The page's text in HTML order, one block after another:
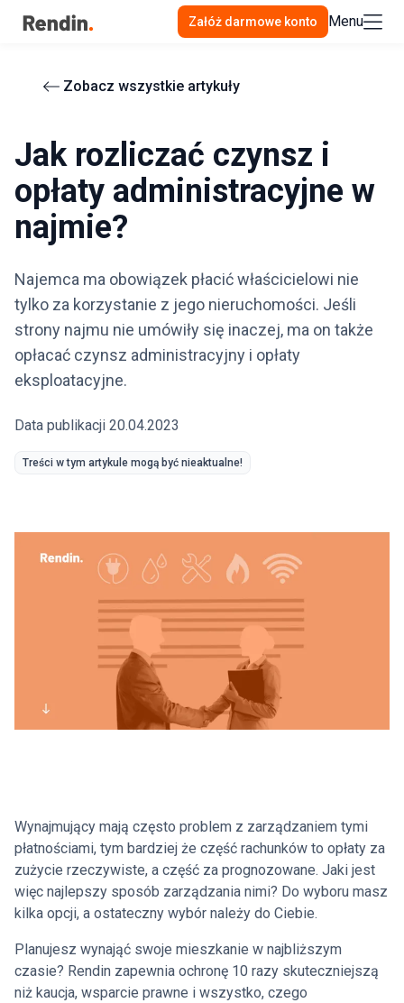
Załóż darmowe konto Menu
Zobacz wszystkie artykuły
Jak rozliczać czynsz i
opłaty administracyjne w
najmie?
Najemca ma obowiązek płacić właścicielowi nie
tylko za korzystanie z jego nieruchomości. Jeśli
strony najmu nie umówiły się inaczej, ma on także
opłacać czynsz administracyjny i opłaty
eksploatacyjne.
Data publikacji 20.04.2023
Treści w tym artykule mogą być nieaktualne!
Wynajmujący mają często problem z zarządzaniem tymi
płatnościami, tym bardziej że część rachunków to opłaty za
zużycie rzeczywiste, a część za prognozowane. Jaki jest
więc najlepszy sposób zarządzania nimi? Do wyboru masz
kilka opcji, a ostateczny wybór należy do Ciebie.
Planujesz wynająć swoje mieszkanie w najbliższym
czasie? Rendin zapewnia ochronę 10 razy skuteczniejszą
niż kaucja, wsparcie prawne i wszystko, czego